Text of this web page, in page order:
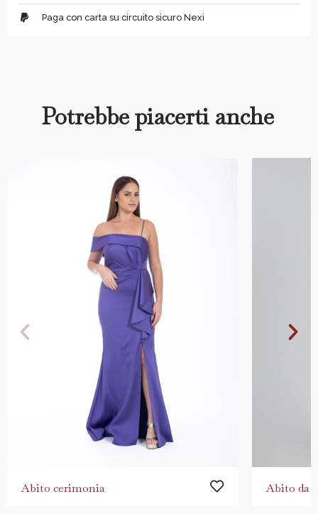
Paga con carta su circuito sicuro Nexi
Potrebbe piacerti anche
Abito cerimonia Abito da